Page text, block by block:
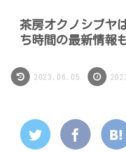
茶房オクノシブヤ
ち時間の最新情報
2023.06.05